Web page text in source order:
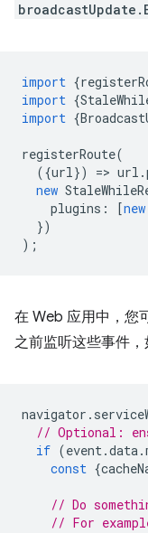
import {
import {
import {
registerRoute(
({url}) => url .
new
plugins : [new
})
);
在 Web 应用中，您
之前监听这些事件，
navigator .
// Optional:
if (event.data.
const {
// Do
// For